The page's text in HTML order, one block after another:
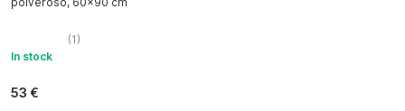
(1 )
In stock
53 €